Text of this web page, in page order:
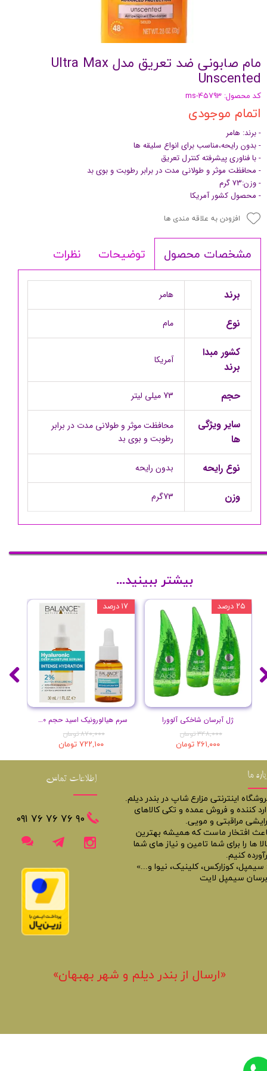
مام صابونی ضد تعریق مدل Ultra Max
Unscented
کد محصول: ms-45793
اتمام موجودی
- برند: هامر
- بدون رایحه،مناسب برای انواع سلیقه ها
- با فناوری پیشرفته کنترل تعریق
- محافظت موثر و طولانی مدت در برابر رطوبت و بوی بد
- وزن:73 گرم
- محصول کشور آمریکا
افزودن به علاقه مندی ها
مشخصات محصول توضیحات نظرات
برند هامر
نوع مام
کشور مبدا
برند
آمریکا
حجم 73 میلی لیتر
سایر ویژگی
ها
محافظت موثر و طولانی مدت در برابر
رطوبت و بوی بد
نوع رایحه بدون رایحه
وزن 73گرم
سرم هیالورونیک اسید حجم 30 میلی لیتر
۸۷۰,۰۰۰ تومان
۷۲۲,۱۰۰ تومان
۱۷ درصد
ژل آبرسان شاخکی آلوورا
۳۴۸,۰۰۰ تومان
۲۶۱,۰۰۰ تومان
۲۵ درصد
بیشتر ببینید...
ما
اینترنتی مزارع شاپ در بندر دیلم.
کننده و فروش عمده و تکی کالاهای
مراقبتی و مویی.
افتخار ماست که همیشه بهترین
ها را برای شما تامین و نیاز های شما
کنیم.
سیمپل، کوزارکس، کلینیک، نیوا و...»
سیمپل لایت
اطلاعات تماس
​​٩٠ ٧۶ ٧۶ ٧۶ ٠٩١
«​ارسال از بندر دیلم و شهر بهبهان»